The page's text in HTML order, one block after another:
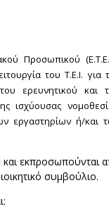
Προσωπικού
του Τ.Ε.Ι. για
ερευνητικού και
ισχύουσας
εργαστηρίων ή/και
και εκπροσωπούνται
συμβούλιο.